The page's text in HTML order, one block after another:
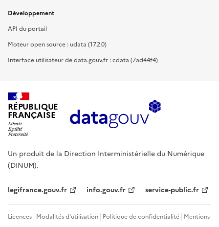
Développement
API du portail
Moteur open source : udata (17.2.0)
Interface utilisateur de data.gouv.fr : cdata (7ad44f4)
RÉPUBLIQUE
FRANÇAISE
Un produit de la Direction Interministérielle du Numérique
(DINUM).
legifrance.gouv.fr info.gouv.fr service-public.fr
Licences Modalités d'utilisation Politique de confidentialité Mentions